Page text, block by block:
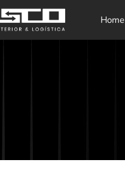
Home